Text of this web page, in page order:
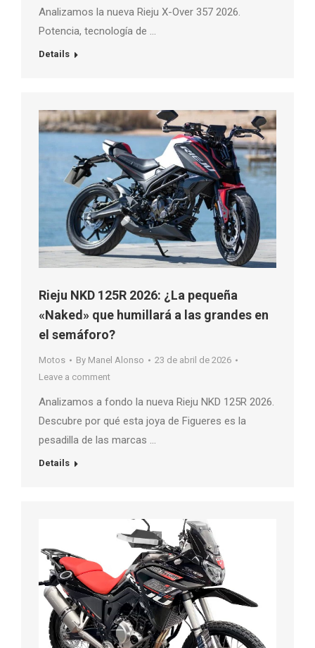
Analizamos la nueva Rieju X-Over 357 2026.
Potencia, tecnología de …
Details
Rieju NKD 125R 2026: ¿La pequeña
«Naked» que humillará a las grandes en
el semáforo?
Motos By Manel Alonso
23 de abril de 2026
Leave a comment
Analizamos a fondo la nueva Rieju NKD 125R 2026.
Descubre por qué esta joya de Figueres es la
pesadilla de las marcas …
Details